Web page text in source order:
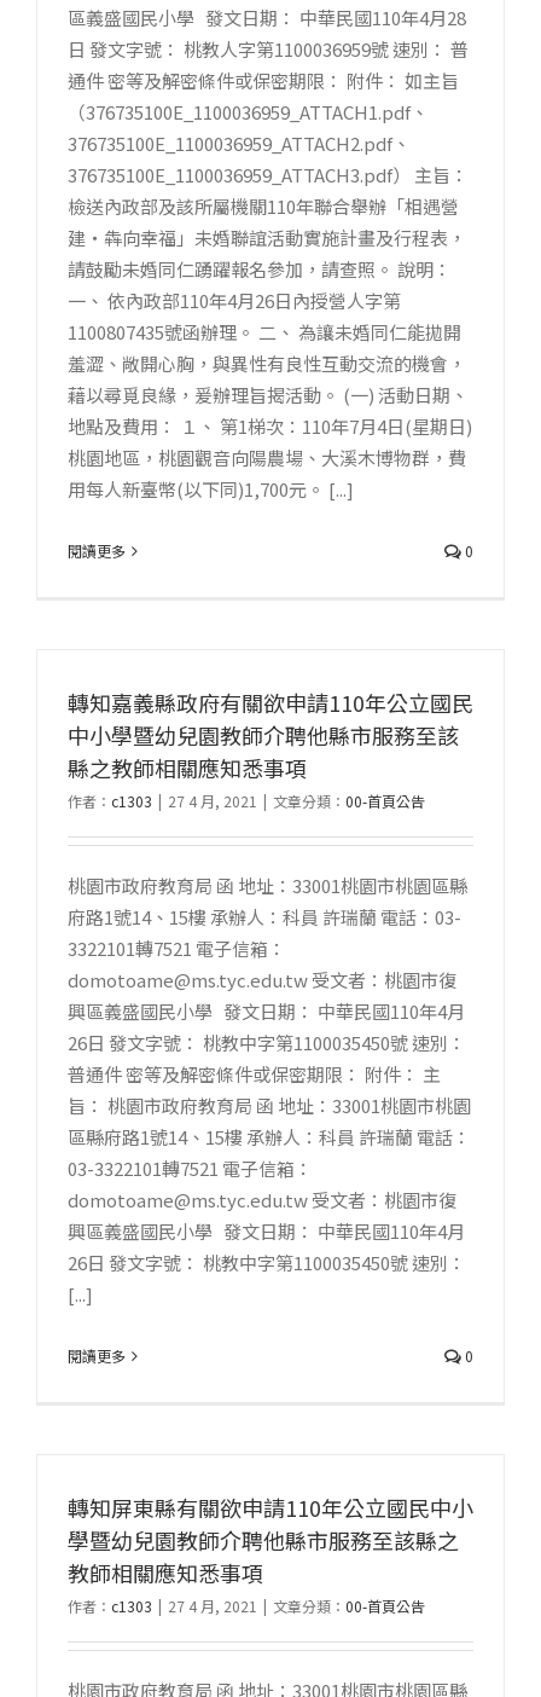
區義盛國民小學 發文日期： 中華民國110年4月28
日 發文字號： 桃教人字第1100036959號 速別： 普
通件 密等及解密條件或保密期限： 附件： 如主旨
（376735100E_1100036959_ATTACH1.pdf、
376735100E_1100036959_ATTACH2.pdf、
376735100E_1100036959_ATTACH3.pdf） 主旨：
檢送內政部及該所屬機關110年聯合舉辦「相遇營
建‧犇向幸福」未婚聯誼活動實施計畫及行程表，
請鼓勵未婚同仁踴躍報名參加，請查照。 說明：
一、 依內政部110年4月26日內授營人字第
1100807435號函辦理。 二、 為讓未婚同仁能拋開
羞澀、敞開心胸，與異性有良性互動交流的機會，
藉以尋覓良緣，爰辦理旨揭活動。 (一) 活動日期、
地點及費用： １、 第1梯次：110年7月4日(星期日)
桃園地區，桃園觀音向陽農場、大溪木博物群，費
用每人新臺幣(以下同)1,700元。 [...]
閱讀更多 0
轉知嘉義縣政府有關欲申請110年公立國民
中小學暨幼兒園教師介聘他縣市服務至該
縣之教師相關應知悉事項
作者： c1303 | 27 4 月, 2021 | 文章分類： 00-首頁公告
桃園市政府教育局 函 地址：33001桃園市桃園區縣
府路1號14、15樓 承辦人：科員 許瑞蘭 電話：03-
3322101轉7521 電子信箱：
domotoame@ms.tyc.edu.tw 受文者：桃園市復
興區義盛國民小學 發文日期： 中華民國110年4月
26日 發文字號： 桃教中字第1100035450號 速別：
普通件 密等及解密條件或保密期限： 附件： 主
旨： 桃園市政府教育局 函 地址：33001桃園市桃園
區縣府路1號14、15樓 承辦人：科員 許瑞蘭 電話：
03-3322101轉7521 電子信箱：
domotoame@ms.tyc.edu.tw 受文者：桃園市復
興區義盛國民小學 發文日期： 中華民國110年4月
26日 發文字號： 桃教中字第1100035450號 速別：
[...]
閱讀更多 0
轉知屏東縣有關欲申請110年公立國民中小
學暨幼兒園教師介聘他縣市服務至該縣之
教師相關應知悉事項
作者： c1303 | 27 4 月, 2021 | 文章分類： 00-首頁公告
桃園市政府教育局 函 地址：33001桃園市桃園區縣